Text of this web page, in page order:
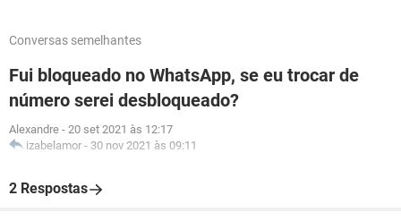
Conversas semelhantes
Fui bloqueado no WhatsApp, se eu trocar de
número serei desbloqueado?
Alexandre - 20 set 2021 às 12:17
izabelamor - 30 nov 2021 às 09:11
2 Respostas